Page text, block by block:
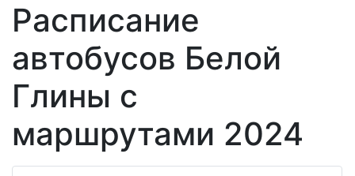
Расписание
автобусов Белой
Глины с
маршрутами 2024